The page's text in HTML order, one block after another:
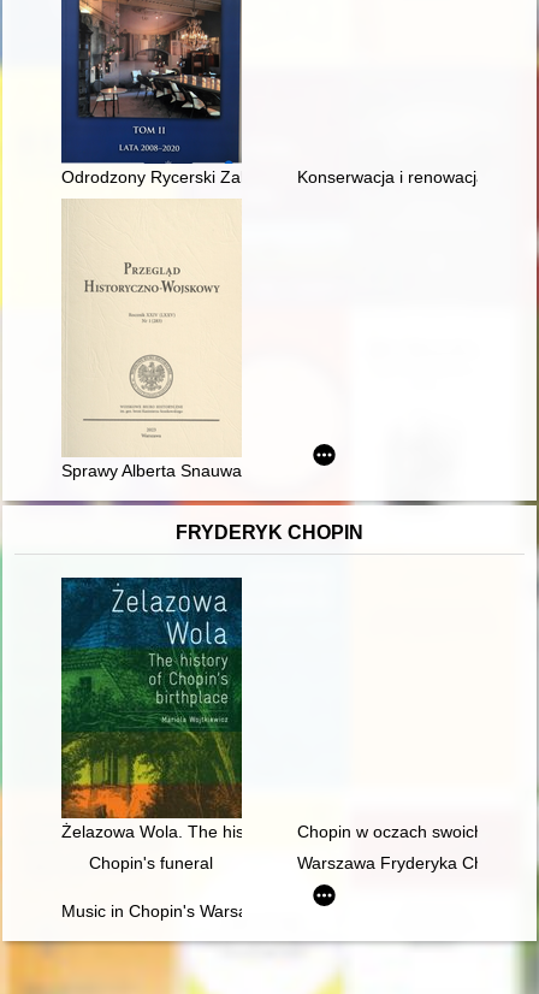
Odrodzony Rycerski Zakon Bibliofilski w Krakowie w latach
Konserwacja i renowacja 14
Sprawy Alberta Snauwaerta i Louisa François Quievreux :
FRYDERYK CHOPIN
Żelazowa Wola. The history of Chopin's birthplace
Chopin w oczach swoich
Chopin's funeral
Warszawa Fryderyka Chopina
Music in Chopin's Warsaw